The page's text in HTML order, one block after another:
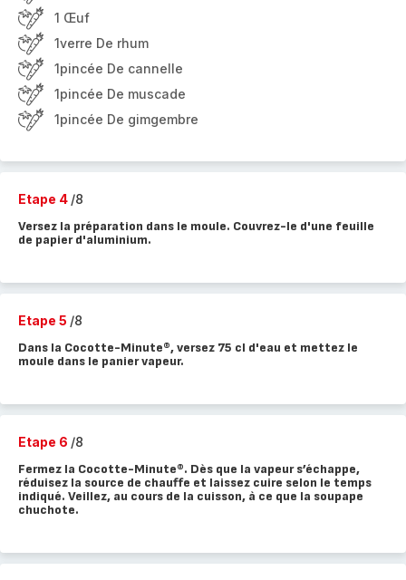
1 Œuf
1verre De rhum
1pincée De cannelle
1pincée De muscade
1pincée De gimgembre
Etape 4 /8
Versez la préparation dans le moule. Couvrez-le d'une feuille
de papier d'aluminium.
Etape 5 /8
Dans la Cocotte-Minute®, versez 75 cl d'eau et mettez le
moule dans le panier vapeur.
Etape 6 /8
Fermez la Cocotte-Minute®. Dès que la vapeur s’échappe,
réduisez la source de chauffe et laissez cuire selon le temps
indiqué. Veillez, au cours de la cuisson, à ce que la soupape
chuchote.